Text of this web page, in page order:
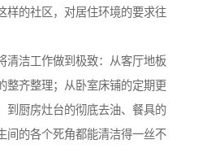
样的社区，对居住环境的要求往
清洁工作做到极致：从客厅地板
整齐整理；从卧室床铺的定期更
到厨房灶台的彻底去油、餐具的
间的各个死角都能清洁得一丝不